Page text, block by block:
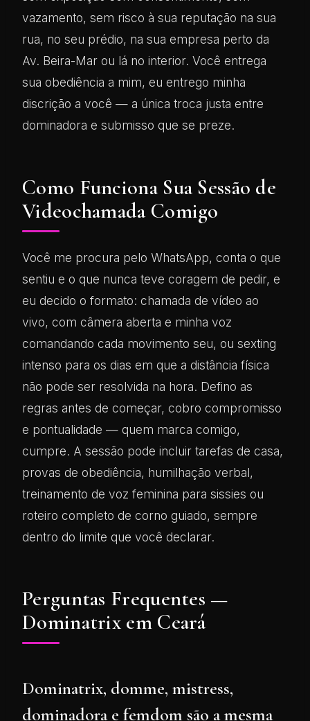
vazamento, sem risco à sua reputação na sua
rua, no seu prédio, na sua empresa perto da
Av. Beira-Mar ou lá no interior. Você entrega
sua obediência a mim, eu entrego minha
discrição a você — a única troca justa entre
dominadora e submisso que se preze.
Como Funciona Sua Sessão de
Videochamada Comigo
Você me procura pelo WhatsApp, conta o que
sentiu e o que nunca teve coragem de pedir, e
eu decido o formato: chamada de vídeo ao
vivo, com câmera aberta e minha voz
comandando cada movimento seu, ou sexting
intenso para os dias em que a distância física
não pode ser resolvida na hora. Defino as
regras antes de começar, cobro compromisso
e pontualidade — quem marca comigo,
cumpre. A sessão pode incluir tarefas de casa,
provas de obediência, humilhação verbal,
treinamento de voz feminina para sissies ou
roteiro completo de corno guiado, sempre
dentro do limite que você declarar.
Perguntas Frequentes —
Dominatrix em Ceará
Dominatrix, domme, mistress,
dominadora e femdom são a mesma